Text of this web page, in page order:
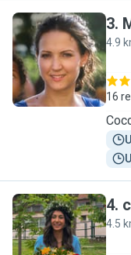
M
3.
4.9
16
C
4.
4.5